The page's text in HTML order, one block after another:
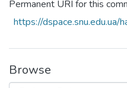
Permanent URI for this
https://
Browse